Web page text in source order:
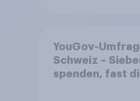
YouGov-
Schweiz –
spenden, fast